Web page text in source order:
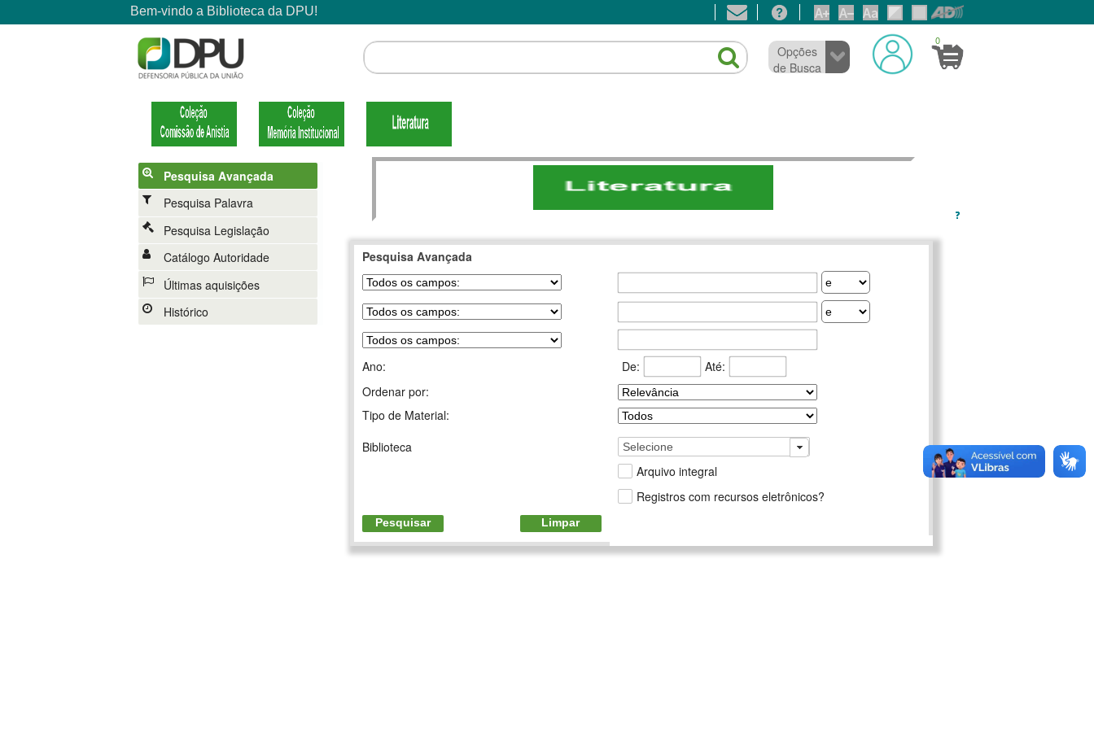
0
Opções
de Busca
Pesquisa Avançada
Pesquisa Palavra
Pesquisa Legislação
Catálogo Autoridade
Últimas aquisições
Histórico
Pesquisa Avançada
Ano: De:
Até:
Ordenar por:
Tipo de Material:
Biblioteca
Selecione
Arquivo integral
Registros com recursos eletrônicos?
Pesquisar Limpar